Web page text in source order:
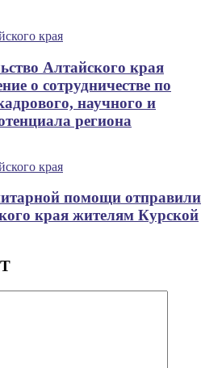
края
Алтайского края
о сотрудничестве по
научного и
региона
края
помощи отправили
края жителям Курской